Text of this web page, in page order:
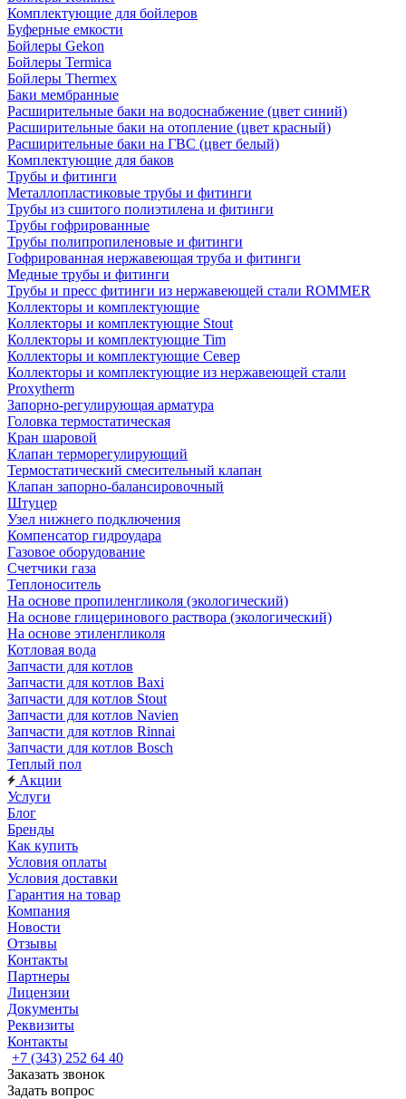
Комплектующие для бойлеров
Буферные емкости
Бойлеры Gekon
Бойлеры Termica
Бойлеры Thermex
Баки мембранные
Расширительные баки на водоснабжение (цвет синий)
Расширительные баки на отопление (цвет красный)
Расширительные баки на ГВС (цвет белый)
Комплектующие для баков
Трубы и фитинги
Металлопластиковые трубы и фитинги
Трубы из сшитого полиэтилена и фитинги
Трубы гофрированные
Трубы полипропиленовые и фитинги
Гофрированная нержавеющая труба и фитинги
Медные трубы и фитинги
Трубы и пресс фитинги из нержавеющей стали ROMMER
Коллекторы и комплектующие
Коллекторы и комплектующие Stout
Коллекторы и комплектующие Tim
Коллекторы и комплектующие Север
Коллекторы и комплектующие из нержавеющей стали
Proxytherm
Запорно-регулирующая арматура
Головка термостатическая
Кран шаровой
Клапан терморегулирующий
Термостатический смесительный клапан
Клапан запорно-балансировочный
Штуцер
Узел нижнего подключения
Компенсатор гидроудара
Газовое оборудование
Счетчики газа
Теплоноситель
На основе пропиленгликоля (экологический)
На основе глицеринового раствора (экологический)
На основе этиленгликоля
Котловая вода
Запчасти для котлов
Запчасти для котлов Baxi
Запчасти для котлов Stout
Запчасти для котлов Navien
Запчасти для котлов Rinnai
Запчасти для котлов Bosch
Теплый пол
Акции
Услуги
Блог
Бренды
Как купить
Условия оплаты
Условия доставки
Гарантия на товар
Компания
Новости
Отзывы
Контакты
Партнеры
Лицензии
Документы
Реквизиты
Контакты
+7 (343) 252 64 40
Заказать звонок
Задать вопрос